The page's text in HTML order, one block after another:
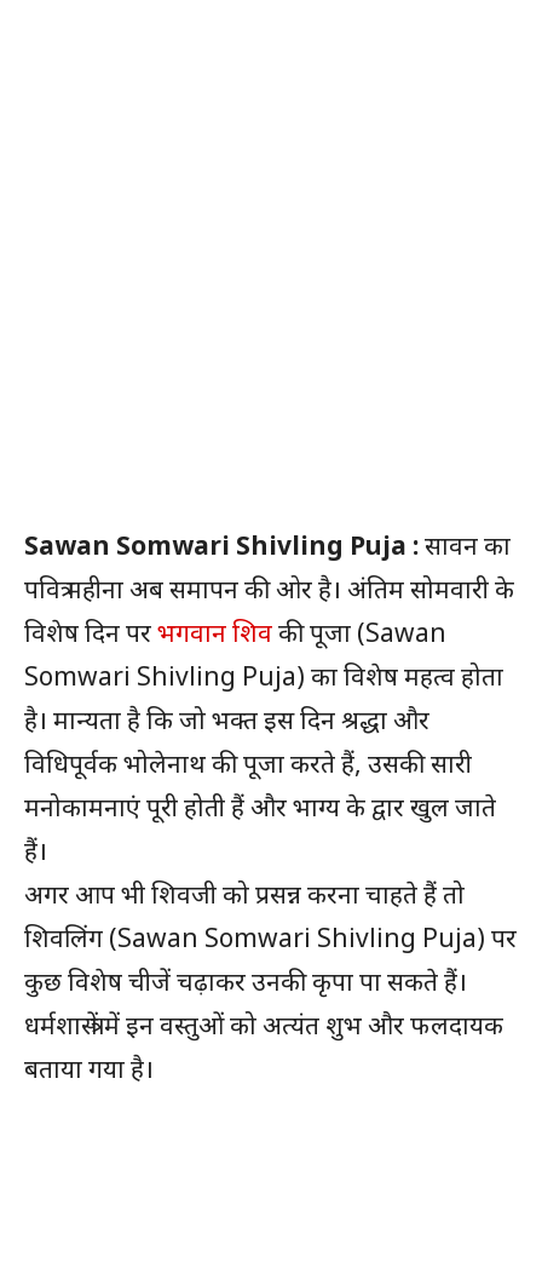
Sawan Somwari Shivling Puja :सावन का
पवित्र महीना अब समापन की ओर है। अंतिम सोमवारी के
विशेष दिन परभगवान शिवकी पूजा (Sawan
Somwari Shivling Puja) का विशेष महत्व होता
है। मान्यता है कि जो भक्त इस दिन श्रद्धा और
विधिपूर्वक भोलेनाथ की पूजा करते हैं, उसकी सारी
मनोकामनाएं पूरी होती हैं और भाग्य के द्वार खुल जाते
हैं।
अगर आप भी शिवजी को प्रसन्न करना चाहते हैं तो
शिवलिंग (Sawan Somwari Shivling Puja) पर
कुछ विशेष चीजें चढ़ाकर उनकी कृपा पा सकते हैं।
धर्मशास्त्रों में इन वस्तुओं को अत्यंत शुभ और फलदायक
बताया गया है।